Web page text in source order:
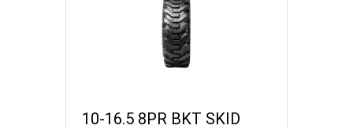
10-16.5 8PR BKT SKID